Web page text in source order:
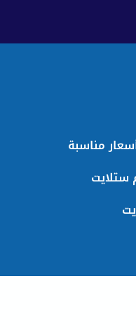
مناسبة
ستلايت